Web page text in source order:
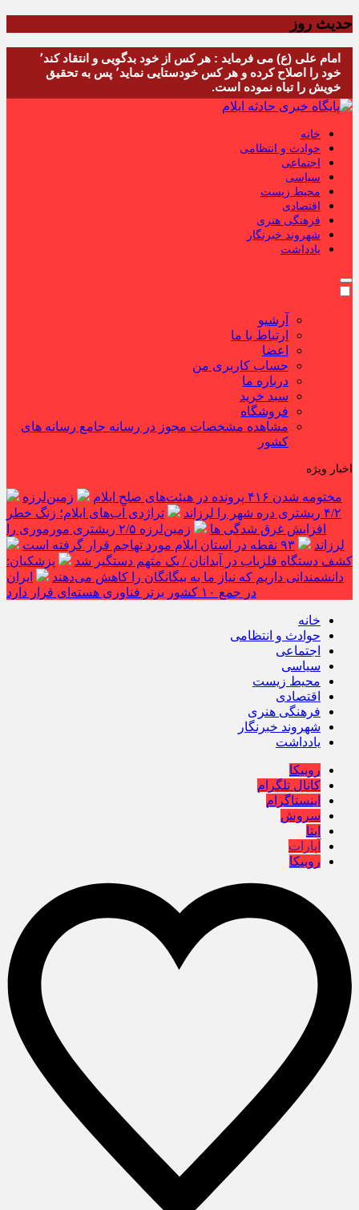
حدیث روز
امام علی (ع) می فرماید : هر کس از خود بدگویی و انتقاد کند٬
خود را اصلاح کرده و هر کس خودستایی نماید٬ پس به تحقیق
خویش را تباه نموده است.
خانه
حوادث و انتظامی
اجتماعی
سیاسی
محیط زیست
اقتصادی
فرهنگی هنری
شهروند خبرنگار
یادداشت
آرشیو
ارتباط با ما
اعضا
حساب کاربری من
درباره ما
سبد خرید
فروشگاه
مشاهده مشخصات مجوز در رسانه جامع رسانه های
کشور
اخبار ویژه
مختومه شدن ۴۱۶ پرونده در هیئت‌های صلح ایلام
زمین‌لرزه
۴/۲ ریشتری دره شهر را لرزاند
تراژدی آب‌های ایلام؛ زنگ خطر
افزایش غرق شدگی ها
زمین‌لرزه ۲/۵ ریشتری مورموری را
لرزاند
۹۳ نقطه در استان ایلام مورد تهاجم قرار گرفته است
کشف دستگاه فلزیاب در آبدانان / یک متهم دستگیر شد
پزشکیان:
دانشمندانی داریم که نیاز ما به بیگانگان را کاهش می‌دهند
ایران
در جمع ۱۰ کشور برتر فناوری هسته‌ای قرار دارد
خانه
حوادث و انتظامی
اجتماعی
سیاسی
محیط زیست
اقتصادی
فرهنگی هنری
شهروند خبرنگار
یادداشت
روبیکا
کانال تلگرام
اینستاگرام
سروش
ایتا
آپارات
روبیکا